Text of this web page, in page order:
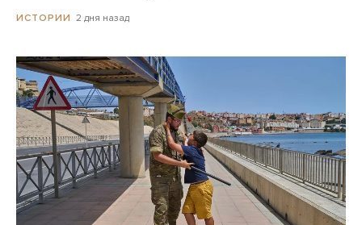
ИСТОРИИ 2 дня назад